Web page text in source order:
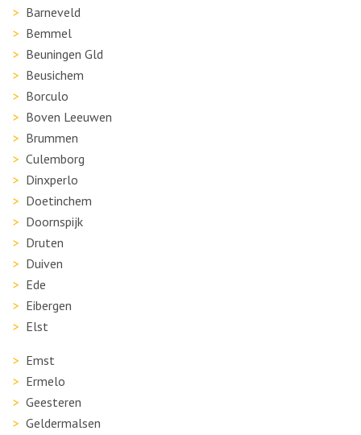
Barneveld
Bemmel
Beuningen Gld
Beusichem
Borculo
Boven Leeuwen
Brummen
Culemborg
Dinxperlo
Doetinchem
Doornspijk
Druten
Duiven
Ede
Eibergen
Elst
Emst
Ermelo
Geesteren
Geldermalsen